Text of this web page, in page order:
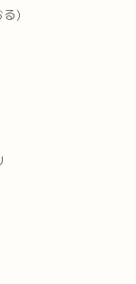
る)